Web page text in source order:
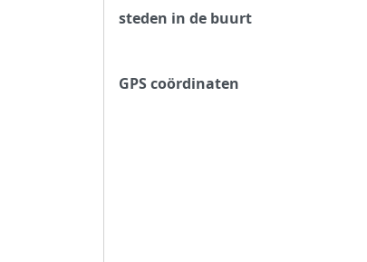
steden in de buurt
GPS coördinaten